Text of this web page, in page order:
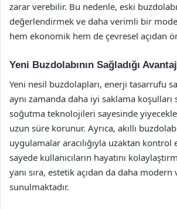
zarar verebilir. Bu nedenle, eski
değerlendirmek ve daha verimli bir
hem ekonomik hem de çevresel açıdan
Yeni Buzdolabının Sağladığı
Yeni nesil buzdolapları, enerji tasarrufu
aynı zamanda daha iyi saklama koşulları
soğutma teknolojileri sayesinde
uzun süre korunur. Ayrıca, akıllı
uygulamalar aracılığıyla uzaktan
sayede kullanıcıların hayatını
yanı sıra, estetik açıdan da daha modern
sunulmaktadır.